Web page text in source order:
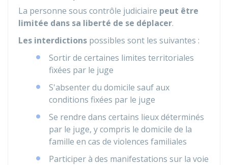
La personne sous contrôle judiciaire peut être
limitée dans sa liberté de se déplacer.
Les interdictions possibles sont les suivantes :
Sortir de certaines limites territoriales
fixées par le juge
S'absenter du domicile sauf aux
conditions fixées par le juge
Se rendre dans certains lieux déterminés
par le juge, y compris le domicile de la
famille en cas de violences familiales
Participer à des manifestations sur la voie